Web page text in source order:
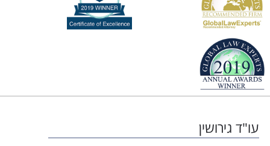
עו"ד גירושין